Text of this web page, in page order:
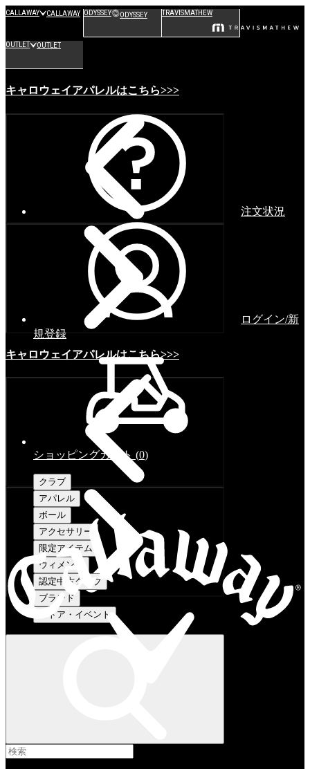
CALLAWAY CALLAWAY ODYSSEY ODYSSEY TRAVISMATHEW
OUTLET OUTLET
キャロウェイアパレルはこちら>>>
キャロウェイアパレルはこちら>>>
注文状況
ログイン/新
規登録
ショッピングカート (0)
クラブ
アパレル
ボール
アクセサリー
限定アイテム
ウィメンズ
認定中古クラブ
ブランド
ストア・イベント